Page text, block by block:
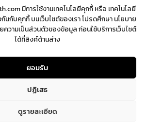
มีการใช้งานเทคโนโลยีคุกกี้ หรือ เทคโนโลยี
กับคุกกี้ บนเว็บไซต์ของเรา โปรดศึกษา นโยบาย
ความเป็นส่วนตัวของข้อมูล ก่อนใช้บริการเว็บไซต์
ได้ที่ลิงค์ด้านล่าง
ยอมรับ
ปฏิเสธ
ดูรายละเอียด